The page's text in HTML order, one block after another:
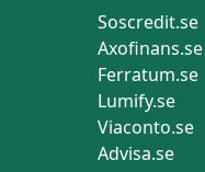
Soscredit.se
Axofinans.se
Ferratum.se
Lumify.se
Viaconto.se
Advisa.se